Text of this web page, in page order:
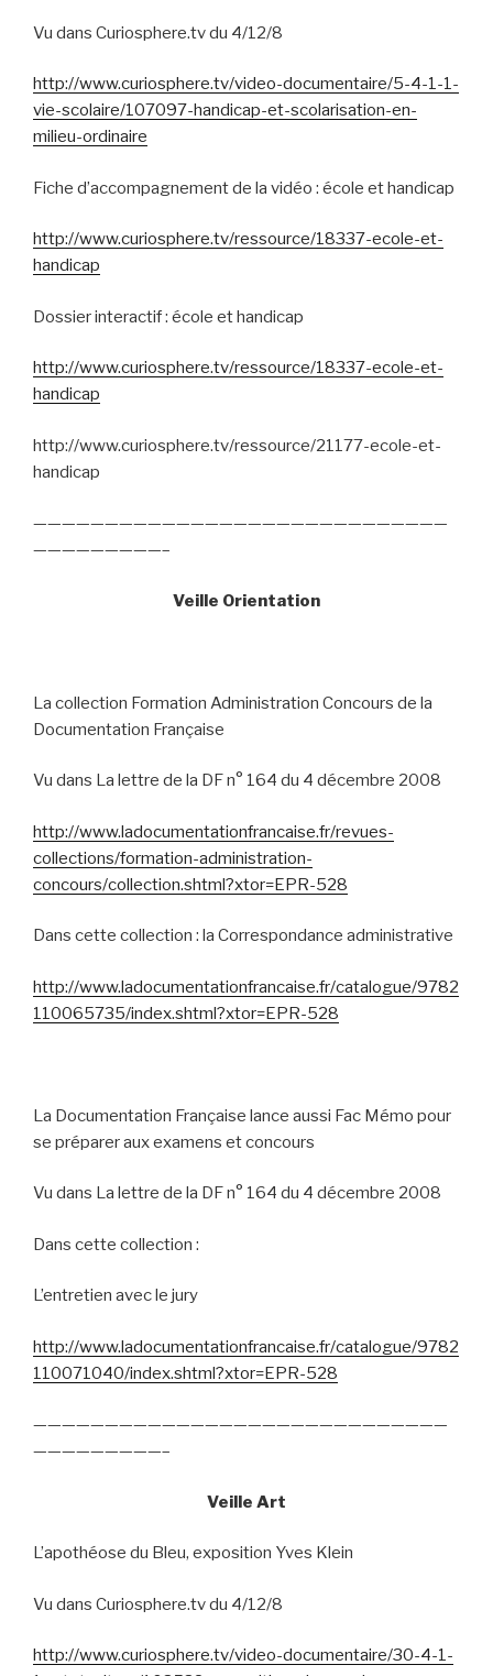
Vu dans Curiosphere.tv du 4/12/8
http://www.curiosphere.tv/video-documentaire/5-4-1-1-
vie-scolaire/107097-handicap-et-scolarisation-en-
milieu-ordinaire
Fiche d’accompagnement de la vidéo : école et handicap
http://www.curiosphere.tv/ressource/18337-ecole-et-
handicap
Dossier interactif : école et handicap
http://www.curiosphere.tv/ressource/18337-ecole-et-
handicap
http://www.curiosphere.tv/ressource/21177-ecole-et-
handicap
—————————————————————————————
—————————–
Veille Orientation
La collection Formation Administration Concours de la
Documentation Française
Vu dans La lettre de la DF n° 164 du 4 décembre 2008
http://www.ladocumentationfrancaise.fr/revues-
collections/formation-administration-
concours/collection.shtml?xtor=EPR-528
Dans cette collection : la Correspondance administrative
http://www.ladocumentationfrancaise.fr/catalogue/9782
110065735/index.shtml?xtor=EPR-528
La Documentation Française lance aussi Fac Mémo pour
se préparer aux examens et concours
Vu dans La lettre de la DF n° 164 du 4 décembre 2008
Dans cette collection :
L’entretien avec le jury
http://www.ladocumentationfrancaise.fr/catalogue/9782
110071040/index.shtml?xtor=EPR-528
—————————————————————————————
—————————–
Veille Art
L’apothéose du Bleu, exposition Yves Klein
Vu dans Curiosphere.tv du 4/12/8
http://www.curiosphere.tv/video-documentaire/30-4-1-